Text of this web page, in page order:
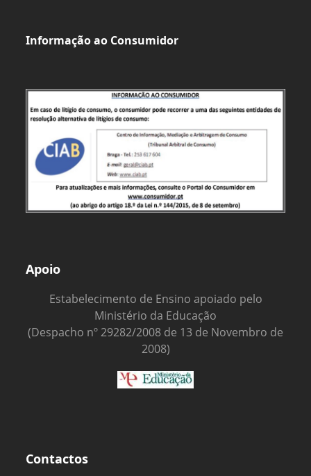
Informação ao Consumidor
Apoio
Estabelecimento de Ensino apoiado pelo
Ministério da Educação
(Despacho nº 29282/2008 de 13 de Novembro de
2008)
Contactos